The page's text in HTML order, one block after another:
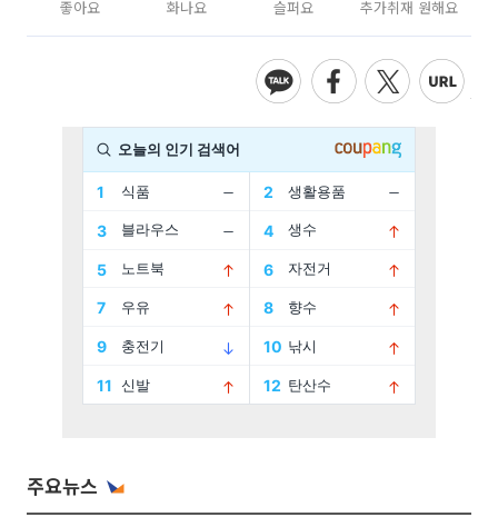
좋아요 화나요 슬퍼요 추가취재 원해요
주요뉴스